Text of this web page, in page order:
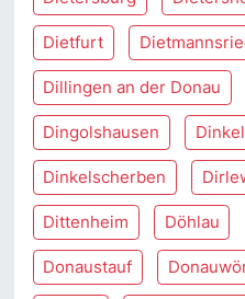
Dietfurt
Dillingen an der Donau
Dingolshausen
Dinkelscherben
Dittenheim Döhlau
Donaustauf